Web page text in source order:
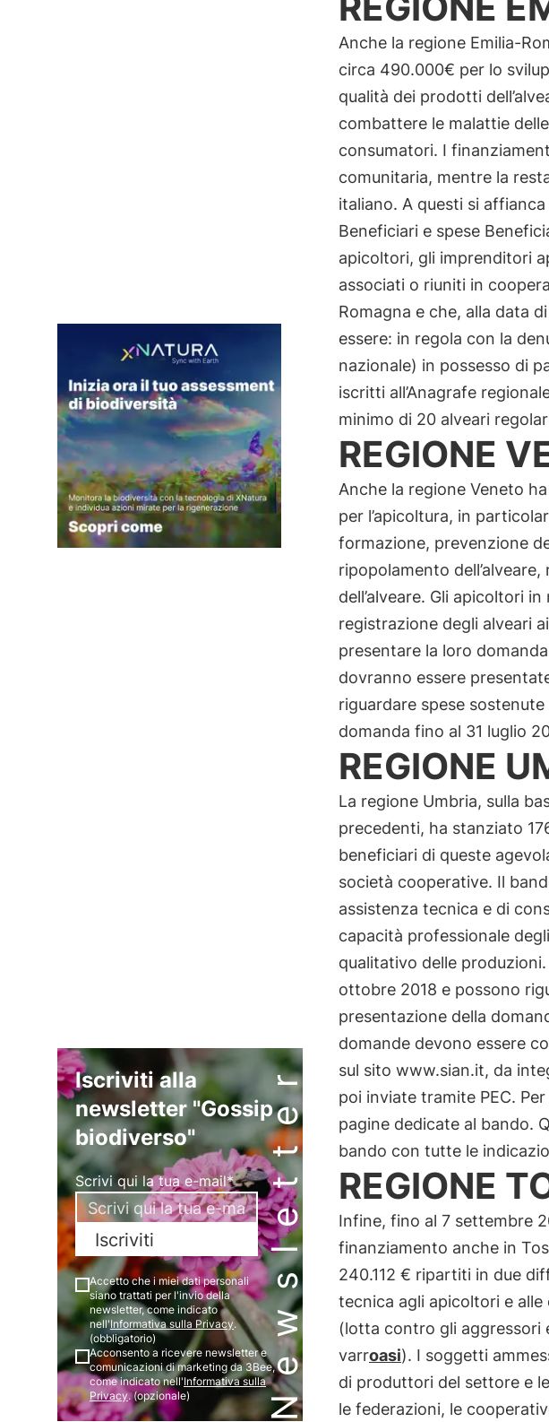
Newsletter
Iscriviti alla
newsletter "Gossip
biodiverso"
Scrivi qui la tua e-mail*
Iscriviti
Accetto che i miei dati personali
siano trattati per l'invio della
newsletter, come indicato
nell'Informativa sulla Privacy.
(obbligatorio)
Acconsento a ricevere newsletter e
comunicazioni di marketing da 3Bee,
come indicato nell'Informativa sulla
Privacy. (opzionale)
Anche la regione Emilia-
circa 490.000€ per lo
qualità dei prodotti
combattere le malattie
consumatori. I
comunitaria, mentre la
italiano. A questi si
Beneficiari e spese
apicoltori, gli imprenditori
associati o riuniti in
Romagna e che, alla data
essere: in regola con la
nazionale) in possesso di
iscritti all’Anagrafe
minimo di 20 alveari
REGIONE
Anche la regione Veneto
per l’apicoltura, in
formazione, prevenzione
ripopolamento
dell’alveare. Gli apicoltori
registrazione degli alveari
presentare la loro
dovranno essere
riguardare spese
domanda fino al 31 luglio
REGIONE
La regione Umbria, sulla
precedenti, ha stanziato
beneficiari di queste
società cooperative. Il
assistenza tecnica e di
capacità professionale
qualitativo delle
ottobre 2018 e possono
presentazione della
domande devono essere
sul sito www.sian.it, da
poi inviate tramite PEC.
pagine dedicate al bando.
bando con tutte le
REGIONE
Infine, fino al 7 settembre
finanziamento anche in
240.112 € ripartiti in due
tecnica agli apicoltori e
(lotta contro gli aggressori
varroasi). I soggetti
di produttori del settore e
le federazioni, le